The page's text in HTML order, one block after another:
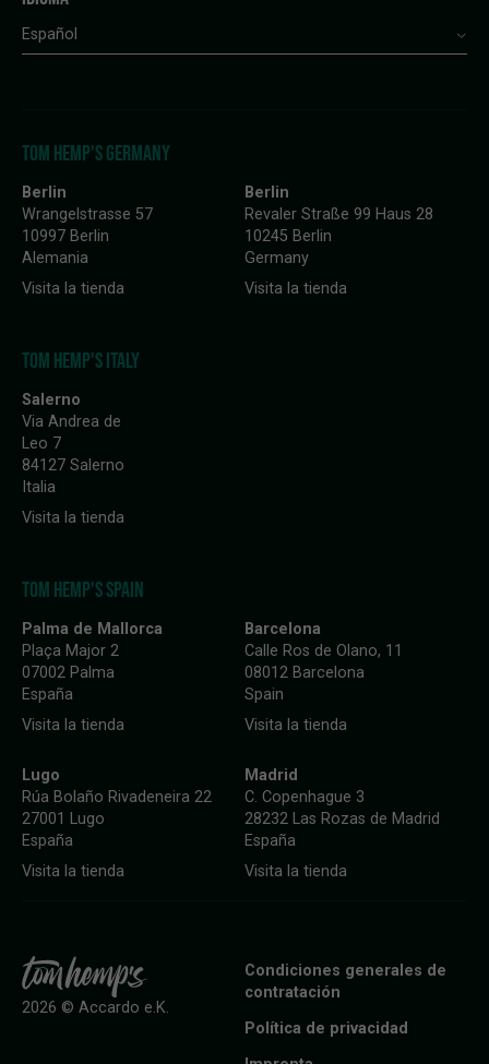
Español
TOM HEMP'S GERMANY
Berlin
Wrangelstrasse 57
10997 Berlin
Alemania
Visita la tienda
Berlin
Revaler Straße 99 Haus 28
10245 Berlin
Germany
Visita la tienda
TOM HEMP'S ITALY
Salerno
Via Andrea de
Leo 7
84127 Salerno
Italia
Visita la tienda
TOM HEMP'S SPAIN
Palma de Mallorca
Plaça Major 2
07002 Palma
España
Visita la tienda
Barcelona
Calle Ros de Olano, 11
08012 Barcelona
Spain
Visita la tienda
Lugo
Rúa Bolaño Rivadeneira 22
27001 Lugo
España
Visita la tienda
Madrid
C. Copenhague 3
28232 Las Rozas de Madrid
España
Visita la tienda
Condiciones generales de
contratación
Política de privacidad
2026 © Accardo e.K.